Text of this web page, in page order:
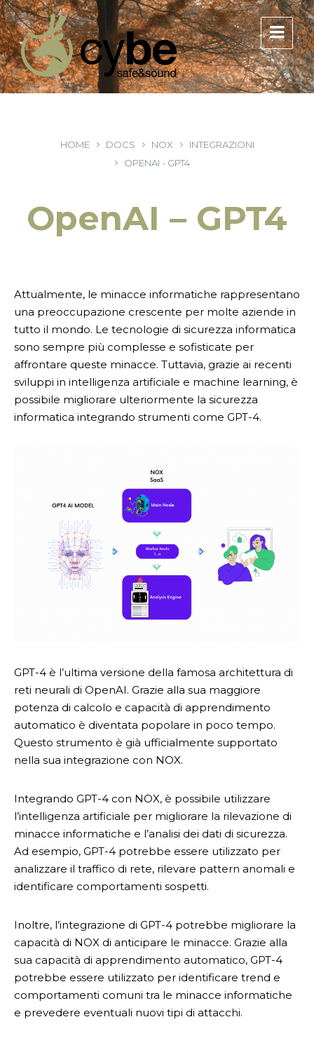
HOME DOCS NOX
INTEGRAZIONI
OPENAI - GPT4
OpenAI – GPT4
Attualmente, le minacce informatiche rappresentano
una preoccupazione crescente per molte aziende in
tutto il mondo. Le tecnologie di sicurezza informatica
sono sempre più complesse e sofisticate per
affrontare queste minacce. Tuttavia, grazie ai recenti
sviluppi in intelligenza artificiale e machine learning, è
possibile migliorare ulteriormente la sicurezza
informatica integrando strumenti come GPT-4.
GPT-4 è l’ultima versione della famosa architettura di
reti neurali di OpenAI. Grazie alla sua maggiore
potenza di calcolo e capacità di apprendimento
automatico è diventata popolare in poco tempo.
Questo strumento è già ufficialmente supportato
nella sua integrazione con NOX.
Integrando GPT-4 con NOX, è possibile utilizzare
l’intelligenza artificiale per migliorare la rilevazione di
minacce informatiche e l’analisi dei dati di sicurezza.
Ad esempio, GPT-4 potrebbe essere utilizzato per
analizzare il traffico di rete, rilevare pattern anomali e
identificare comportamenti sospetti.
Inoltre, l’integrazione di GPT-4 potrebbe migliorare la
capacità di NOX di anticipare le minacce. Grazie alla
sua capacità di apprendimento automatico, GPT-4
potrebbe essere utilizzato per identificare trend e
comportamenti comuni tra le minacce informatiche
e prevedere eventuali nuovi tipi di attacchi.